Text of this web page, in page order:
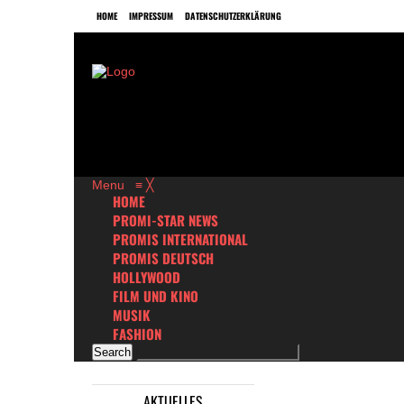
HOME IMPRESSUM DATENSCHUTZERKLÄRUNG
Menu ≡ ╳
HOME
PROMI-STAR NEWS
PROMIS INTERNATIONAL
PROMIS DEUTSCH
HOLLYWOOD
FILM UND KINO
MUSIK
FASHION